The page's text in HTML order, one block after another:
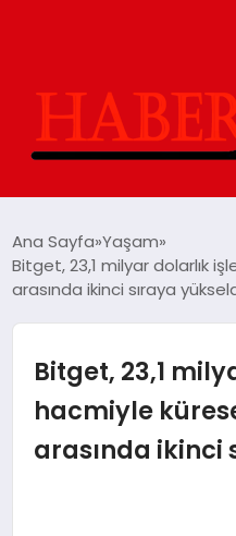
YAŞAM
GÜNCEL
TEKNOLOJI
Ana Sayfa Yaşam
Bitget, 23,1 milyar dolarlık
arasında ikinci sıraya
Bitget, 23,1
hacmiyle
arasında ikinci